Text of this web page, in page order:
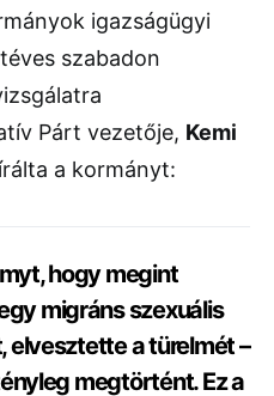
igazságügyi
szabadon
Párt vezetője, Kemi
a kormányt:
hogy megint
migráns szexuális
elvesztette a türelmét –
megtörtént. Ez a